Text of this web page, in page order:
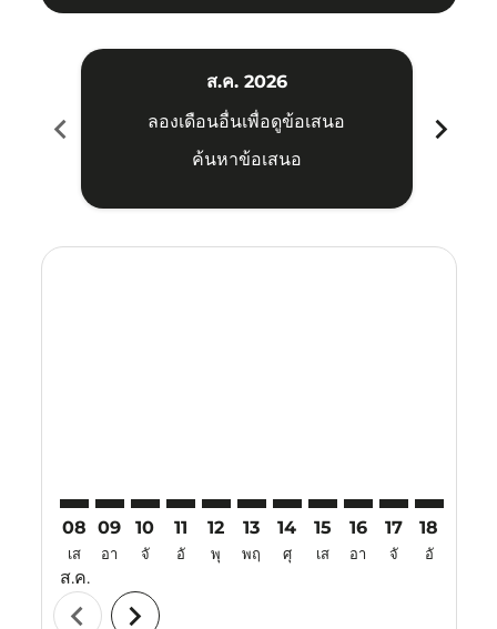
chevron_left
ส.ค. 2026
ลองเดือนอื่นเพื่อดูข้อเสนอ
ค้นหาข้อเสนอ
chevron_right
08
เส
ส.ค.
09
อา
10
จั
11
อั
12
พุ
13
พฤ
14
ศุ
15
เส
16
อา
17
จั
18
อั
chevron_left chevron_right